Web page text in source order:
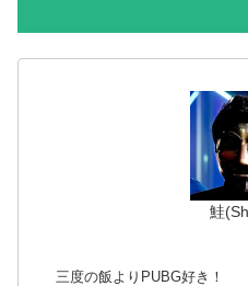
鮭
三度の飯よりPUBG好き！